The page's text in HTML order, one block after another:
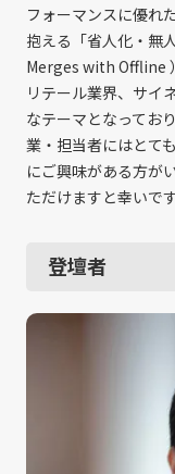
フォーマンスに優れ
抱える「省人化・無
Merges with Offline
リテール業界、サイ
なテーマとなってお
業・担当者にはとて
にご興味がある方が
ただけますと幸いです
登壇者